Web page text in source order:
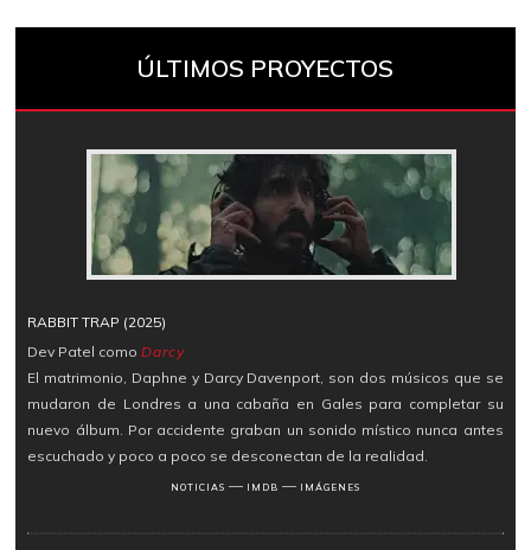
ÚLTIMOS PROYECTOS
RABBIT TRAP (2025)
Dev Patel comoDarcy
El matrimonio, Daphne y Darcy Davenport, son dos músicos que se
mudaron de Londres a una cabaña en Gales para completar su
nuevo álbum. Por accidente graban un sonido místico nunca antes
escuchado y poco a poco se desconectan de la realidad.
NOTICIAS ― IMDB ― IMÁGENES